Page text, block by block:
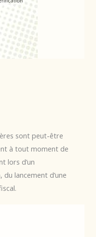
sont peut-être
à tout moment de
lors d’un
du lancement d’une